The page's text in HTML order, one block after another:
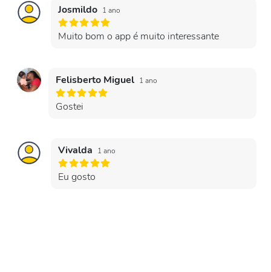
Josmildo 1 ano
Muito bom o app é muito interessante
Felisberto Miguel 1 ano
Gostei
Vivalda 1 ano
Eu gosto